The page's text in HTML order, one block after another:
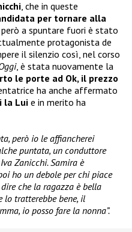
, che in queste
per tornare alla
a spuntare fuori è stato
protagonista de
il silenzio così, nel corso
, è stata nuovamente la
le porte ad Ok, il prezzo
ha anche affermato
la Lui e in merito ha
però io le affiancherei
puntata, un conduttore
Zanicchi. Samira è
ho un debole per chi piace
che la ragazza è bella
lo tratterebbe bene, il
io posso fare la nonna”.